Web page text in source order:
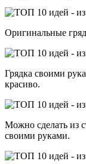
Оригинальные
Грядка своими
красиво.
Можно сделать из
своими руками.